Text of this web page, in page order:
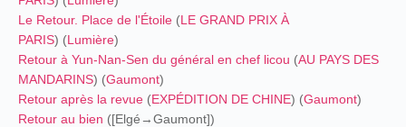
Le Retour. Place de l'Étoile (LE GRAND PRIX À
PARIS) (Lumière)
Retour à Yun-Nan-Sen du général en chef licou (AU PAYS DES
MANDARINS) (Gaumont)
Retour après la revue (EXPÉDITION DE CHINE) (Gaumont)
Retour au bien ([Elgé→Gaumont])